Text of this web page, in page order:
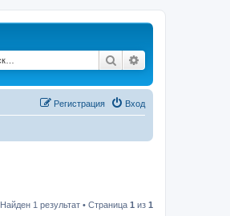
Поиск
Вход
Регистрация
Найден 1 результат • Страница 1 из 1